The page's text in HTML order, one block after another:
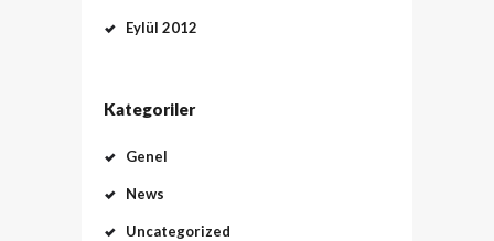
Eylül 2012
Kategoriler
Genel
News
Uncategorized